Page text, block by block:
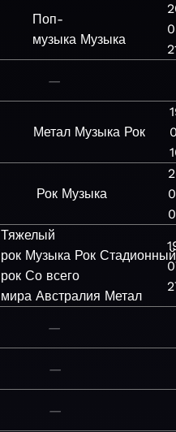
Поп-
музыка Музыка
—
Метал Музыка Рок
Рок Музыка
Тяжелый
рок Музыка Рок Стадионный
рок Со всего
мира Австралия Метал
—
—
—